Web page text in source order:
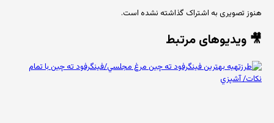
هنوز تصویری به اشتراک گذاشته نشده است.
🎥 ویدیوهای مرتبط